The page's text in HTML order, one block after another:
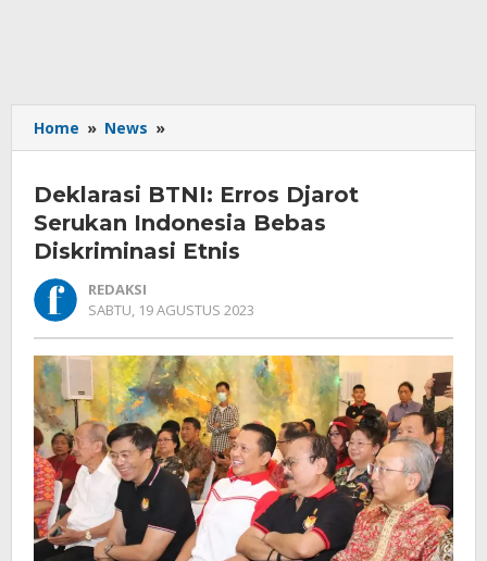
Home » News »
BTNI:
Djarot
Serukan
Indonesia
Bebas
Etnis
Deklarasi BTNI: Erros Djarot
Serukan Indonesia Bebas
Diskriminasi Etnis
REDAKSI
SABTU, 19 AGUSTUS 2023